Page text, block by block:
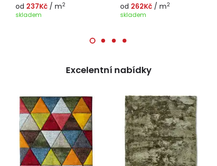
od 237Kč / m2
skladem
od 262Kč / m2
skladem
Excelentní nabídky